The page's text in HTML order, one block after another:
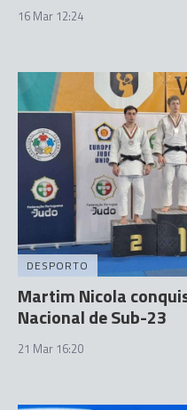
16 Mar 12:24
DESPORTO
Martim Nicola
Nacional de Sub-23
21 Mar 16:20